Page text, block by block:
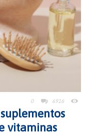
0 6916
vitaminas